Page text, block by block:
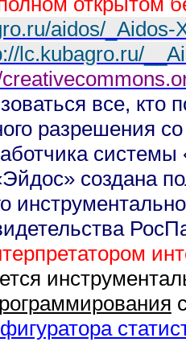
aidos/_Aidos-
lc.kubagro.ru/
все, кто
разрешения
создана